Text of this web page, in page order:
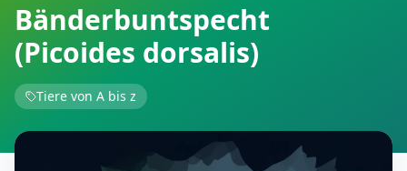
Bänderbuntspecht
(Picoides dorsalis)
Tiere von A bis z